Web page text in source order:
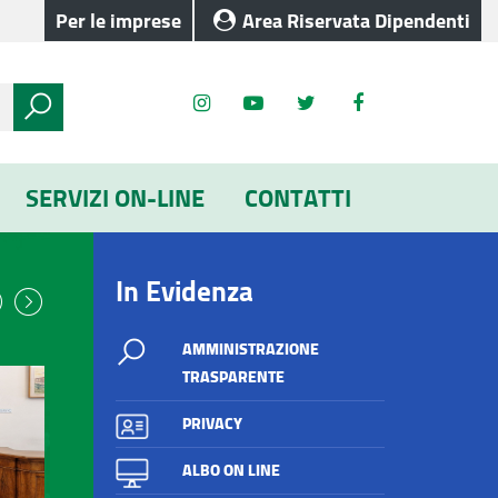
Per le imprese Area Riservata Dipendenti
SERVIZI ON-LINE CONTATTI
Next In Evidenza
AMMINISTRAZIONE
TRASPARENTE
PRIVACY
ALBO ON LINE